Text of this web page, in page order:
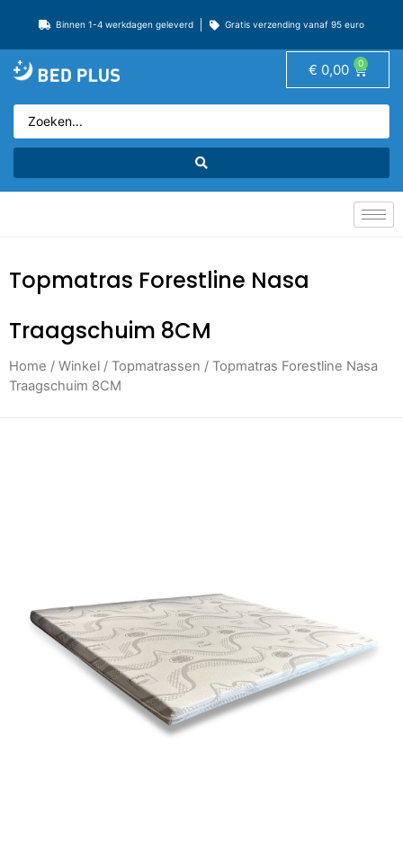
Binnen 1-4 werkdagen geleverd Gratis verzending vanaf 95 euro
€ 0,00 0
Topmatras Forestline Nasa
Traagschuim 8CM
Home / Winkel / Topmatrassen / Topmatras Forestline Nasa
Traagschuim 8CM